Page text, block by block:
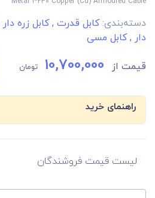
دسته‌بندی:کابل قدرت ,کابل زره دار
دار ,کابل مسی
قیمت از 10,700,000 تومان
راهنمای خرید
لیست قیمت فروشندگان